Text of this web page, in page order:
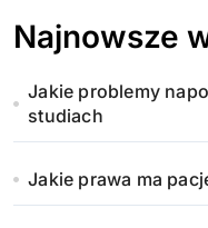
i
o
a
Najnowsze
Jakie problemy
studiach
Jakie prawa ma